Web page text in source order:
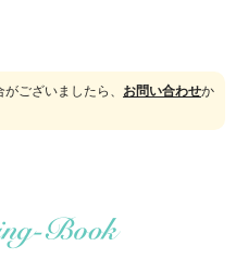
ございましたら、 お問い合わせか